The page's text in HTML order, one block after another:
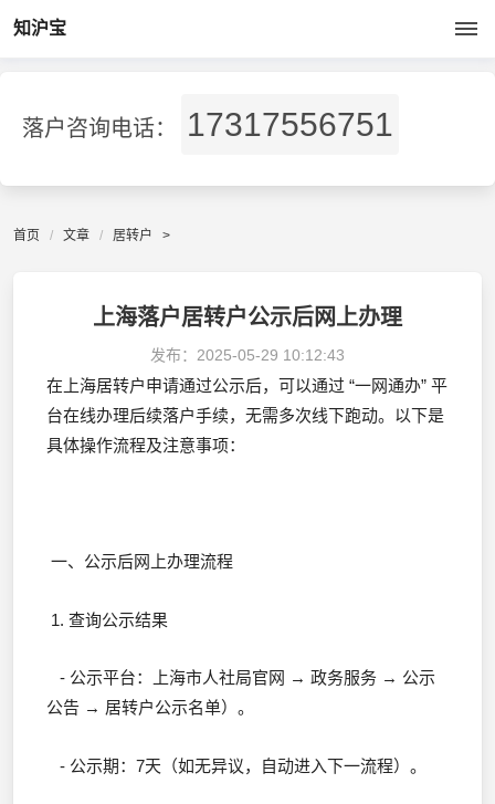
知沪宝
落户咨询电话： 17317556751
首页 文章 居转户 >
上海落户居转户公示后网上办理
发布： 2025-05-29 10:12:43
在上海居转户申请通过公示后，可以通过 “一网通办” 平
台在线办理后续落户手续，无需多次线下跑动。以下是
具体操作流程及注意事项：
一、公示后网上办理流程
1. 查询公示结果
- 公示平台：上海市人社局官网 → 政务服务 → 公示
公告 → 居转户公示名单）。
- 公示期：7天（如无异议，自动进入下一流程）。